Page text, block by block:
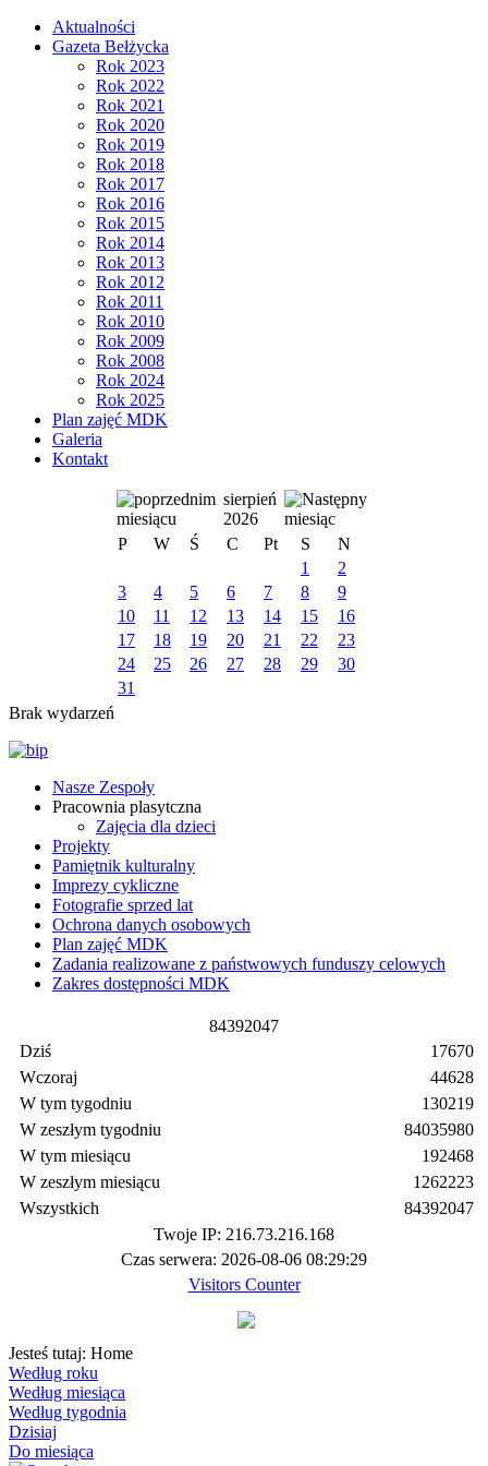
Aktualności
Gazeta Bełżycka
Rok 2023
Rok 2022
Rok 2021
Rok 2020
Rok 2019
Rok 2018
Rok 2017
Rok 2016
Rok 2015
Rok 2014
Rok 2013
Rok 2012
Rok 2011
Rok 2010
Rok 2009
Rok 2008
Rok 2024
Rok 2025
Plan zajęć MDK
Galeria
Kontakt
sierpień
2026
P
W Ś C Pt S
N
1
2
3
4 5 6 7 8
9
10
11 12 13 14 15
16
17
18 19 20 21 22
23
24
25 26 27 28 29
30
31
Brak wydarzeń
Nasze Zespoły
Pracownia plasytczna
Zajęcia dla dzieci
Projekty
Pamiętnik kulturalny
Imprezy cykliczne
Fotografie sprzed lat
Ochrona danych osobowych
Plan zajęć MDK
Zadania realizowane z państwowych funduszy celowych
Zakres dostępności MDK
84392047
Dziś
Wczoraj
W tym tygodniu
W zeszłym tygodniu
W tym miesiącu
W zeszłym miesiącu
Wszystkich
17670
44628
130219
84035980
192468
1262223
84392047
Twoje IP: 216.73.216.168
Czas serwera: 2026-08-06 08:29:29
Visitors Counter
Jesteś tutaj: Home
Według roku
Według miesiąca
Według tygodnia
Dzisiaj
Do miesiąca